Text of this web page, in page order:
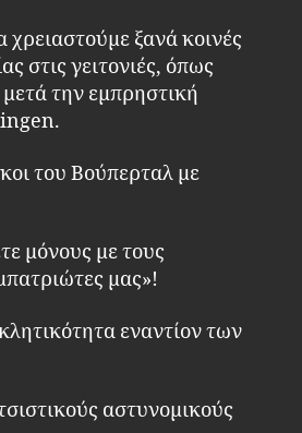
ξανά κοινές
στις γειτονιές, όπως
την εμπρηστική
του Βούπερταλ με
μόνους με τους
μας»!
εναντίον των
αστυνομικούς